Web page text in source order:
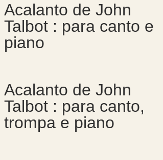
Acalanto de John
Talbot : para canto e
piano
Acalanto de John
Talbot : para canto,
trompa e piano